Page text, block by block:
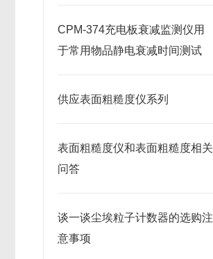
CPM-374充电板衰减监测仪用
于常用物品静电衰减时间测试
供应表面粗糙度仪系列
表面粗糙度仪和表面粗糙度相关
问答
谈一谈尘埃粒子计数器的选购注
意事项